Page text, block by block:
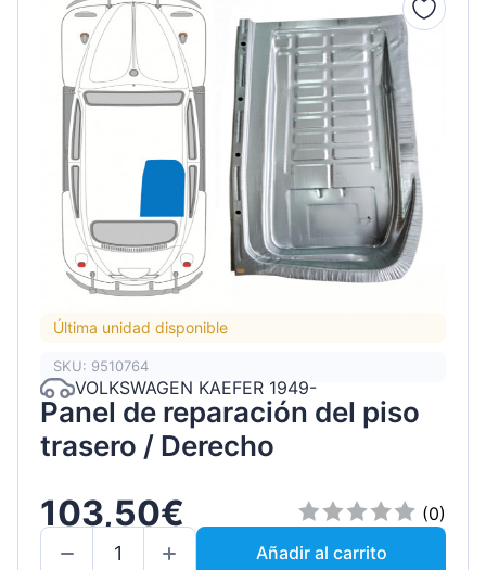
Última unidad disponible
SKU: 9510764
VOLKSWAGEN KAEFER 1949-
Panel de reparación del piso
trasero / Derecho
103,50€
(0)
Añadir al carrito